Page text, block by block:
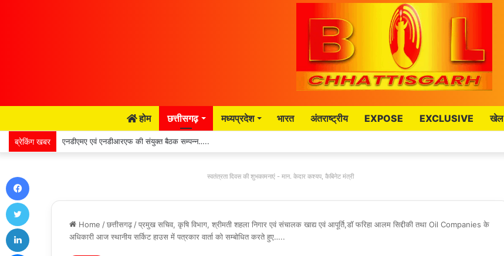
होम छत्तीसगढ़ मध्यप्रदेश भारत अंतराष्ट्रीय EXPOSE EXCLUSIVE खेल
ब्रेकिंग खबर एनडीएमए एवं एनडीआरएफ की संयुक्त बैठक सम्पन्न…..
स्वतंत्रता दिवस की शुभकामनाएं - मान. केदार कश्यप, कैबिनेट मंत्री
Home /छत्तीसगढ़ /प्रमुख सचिव, कृषि विभाग, श्रीमती शहला निगार एवं संचालक खाद्य एवं आपूर्ति,डॉ फरिहा आलम सिद्दीकी तथा Oil Companies के
अधिकारी आज स्थानीय सर्किट हाउस में पत्रकार वार्ता को सम्बोधित करते हुए…..
Twitter